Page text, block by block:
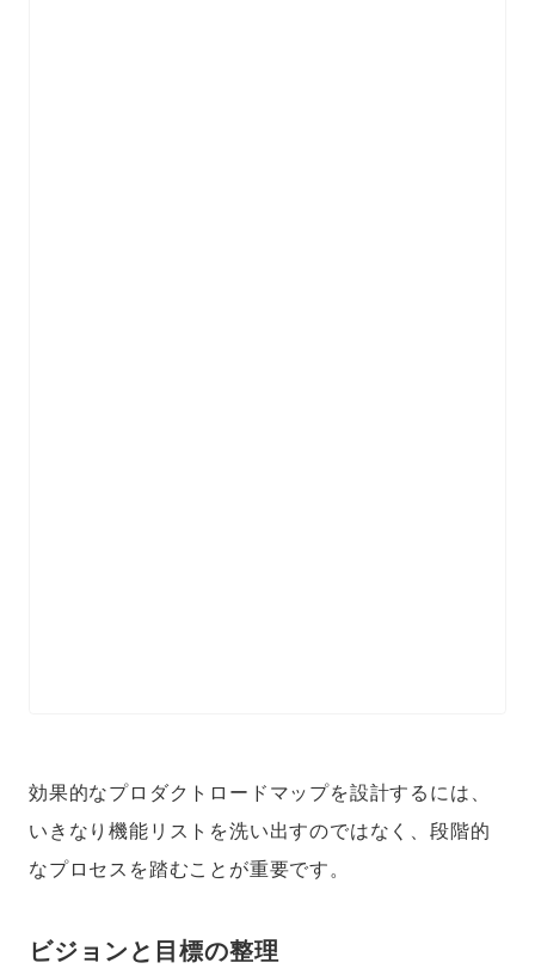
効果的なプロダクトロードマップを設計するには、
いきなり機能リストを洗い出すのではなく、段階的
なプロセスを踏むことが重要です。
ビジョンと目標の整理